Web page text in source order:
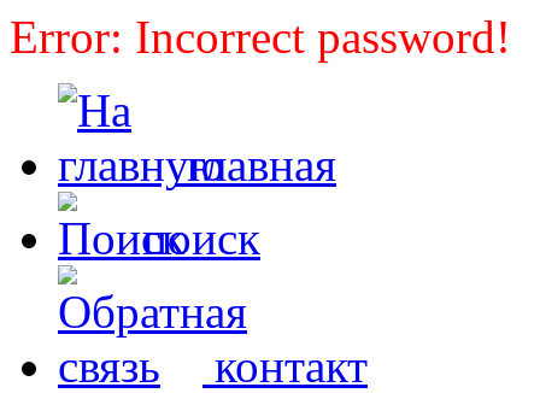
Error: Incorrect password!
главная
поиск
контакт